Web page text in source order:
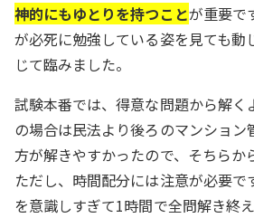
神的にもゆとりを持つことが重要で
が必死に勉強している姿を見ても動
じて臨みました。
試験本番では、得意な問題から解く
の場合は民法より後ろのマンション
方が解きやすかったので、そちらか
ただし、時間配分には注意が必要で
を意識しすぎて1時間で全問解き終